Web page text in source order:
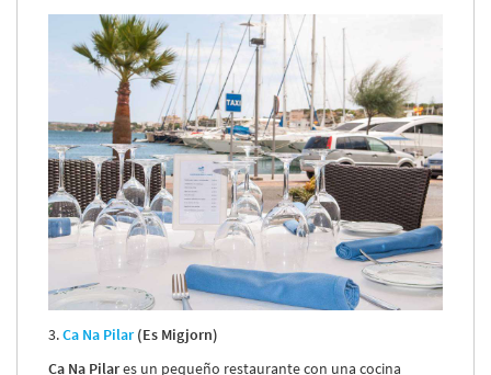
3.Ca Na Pilar(Es Migjorn)
Ca Na Pilares un pequeño restaurante con una cocina